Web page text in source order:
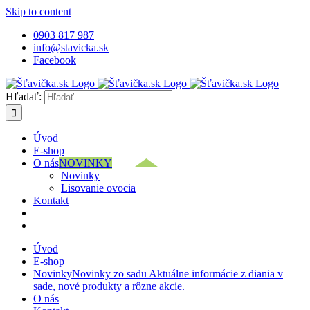
Skip to content
0903 817 987
info@stavicka.sk
Facebook
Hľadať:
Úvod
E-shop
O násNOVINKY
Novinky
Lisovanie ovocia
Kontakt
Úvod
E-shop
NovinkyNovinky zo sadu Aktuálne informácie z diania v
sade, nové produkty a rôzne akcie.
O nás